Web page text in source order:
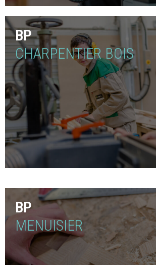
BP
CHARPENTIER BOIS
BP
MENUISIER